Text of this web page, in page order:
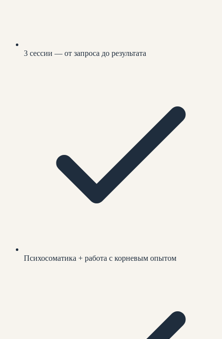
3 сессии — от запроса до результата
Психосоматика + работа с корневым опытом